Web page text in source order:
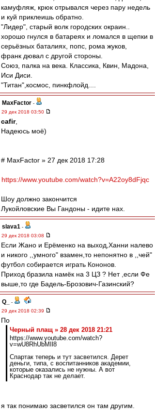
камуфляж, крюк отрывался через пару недель
и куй приклеишь обратно.
"Лидер", старый волк городских окраин..
хорошо гнулся в батареях и ломался в щепки в
серьёзных баталиях, попс, рома жуков,
франк дювал с другой стороны.
Союз, палка на века. Классика, Квин, Мадона,
Иси Диси.
"Титан",космос, пинкфлойд....
MaxFactor -
29 дек 2018 03:50
cafir,
Надеюсь моё)
# MaxFactor » 27 дек 2018 17:28
https://www.youtube.com/watch?v=A22oy8dFjqc
Шоу должно закончится
Лукойловские Вы Гандоны - идите нах.
slava1 -
29 дек 2018 03:08
Если Жано и Ерёменко на выход,Ханни налево
и никого ,,умного" взамен,то непонятно в ,,чей"
футбол собирается играть Кононов.
Приход бразила намёк на 3 ЦЗ ? Нет ,если Фе
выше,то где Бадель-Брозович-Газинский?
Q_
-
29 дек 2018 02:39
По
Черный плащ » 28 дек 2018 21:21
https://www.youtube.com/watch?
v=wU8RhUbMIl8
Спартак теперь и тут засветился. Дерет
деньги, типа, с воспитанников академии,
которые оказались не нужны. А вот
Краснодар так не делает.
я так понимаю засветился он там другим.